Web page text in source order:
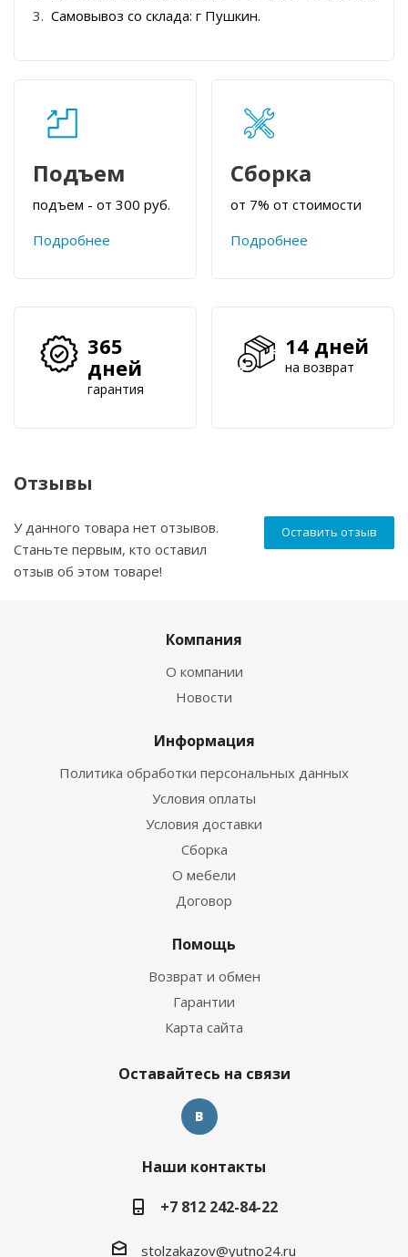
Самовывоз со склада: г Пушкин.
Подъем
подъем - от 300 руб.
Подробнее
Сборка
от 7% от стоимости
Подробнее
365
дней
гарантия
14 дней
на возврат
Отзывы
Оставить отзыв
У данного товара нет отзывов.
Станьте первым, кто оставил
отзыв об этом товаре!
Компания
О компании
Новости
Информация
Политика обработки персональных данных
Условия оплаты
Условия доставки
Сборка
О мебели
Договор
Помощь
Возврат и обмен
Гарантии
Карта сайта
Оставайтесь на связи
Наши контакты
+7 812 242-84-22
stolzakazov@yutno24.ru